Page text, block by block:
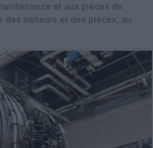
et aux pièces de
moteurs et des pièces, au